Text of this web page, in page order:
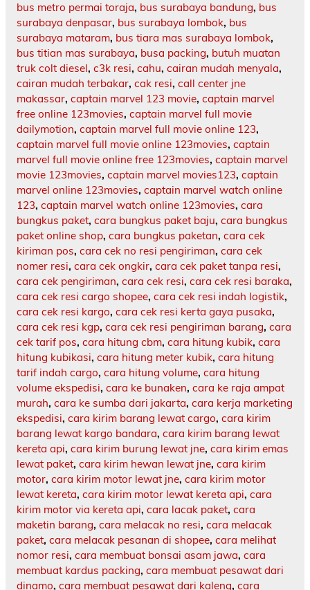
bus metro permai toraja, bus surabaya bandung, bus
surabaya denpasar, bus surabaya lombok, bus
surabaya mataram, bus tiara mas surabaya lombok,
bus titian mas surabaya, busa packing, butuh muatan
truk colt diesel, c3k resi, cahu, cairan mudah menyala,
cairan mudah terbakar, cak resi, call center jne
makassar, captain marvel 123 movie, captain marvel
free online 123movies, captain marvel full movie
dailymotion, captain marvel full movie online 123,
captain marvel full movie online 123movies, captain
marvel full movie online free 123movies, captain marvel
movie 123movies, captain marvel movies123, captain
marvel online 123movies, captain marvel watch online
123, captain marvel watch online 123movies, cara
bungkus paket, cara bungkus paket baju, cara bungkus
paket online shop, cara bungkus paketan, cara cek
kiriman pos, cara cek no resi pengiriman, cara cek
nomer resi, cara cek ongkir, cara cek paket tanpa resi,
cara cek pengiriman, cara cek resi, cara cek resi baraka,
cara cek resi cargo shopee, cara cek resi indah logistik,
cara cek resi kargo, cara cek resi kerta gaya pusaka,
cara cek resi kgp, cara cek resi pengiriman barang, cara
cek tarif pos, cara hitung cbm, cara hitung kubik, cara
hitung kubikasi, cara hitung meter kubik, cara hitung
tarif indah cargo, cara hitung volume, cara hitung
volume ekspedisi, cara ke bunaken, cara ke raja ampat
murah, cara ke sumba dari jakarta, cara kerja marketing
ekspedisi, cara kirim barang lewat cargo, cara kirim
barang lewat kargo bandara, cara kirim barang lewat
kereta api, cara kirim burung lewat jne, cara kirim emas
lewat paket, cara kirim hewan lewat jne, cara kirim
motor, cara kirim motor lewat jne, cara kirim motor
lewat kereta, cara kirim motor lewat kereta api, cara
kirim motor via kereta api, cara lacak paket, cara
maketin barang, cara melacak no resi, cara melacak
paket, cara melacak pesanan di shopee, cara melihat
nomor resi, cara membuat bonsai asam jawa, cara
membuat kardus packing, cara membuat pesawat dari
dinamo, cara membuat pesawat dari kaleng, cara